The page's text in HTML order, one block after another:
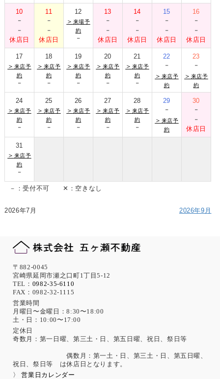
10
-
-
休店日
11
-
-
休店日
12
＞ 来場予
約
-
13
-
-
休店日
14
-
-
休店日
15
-
-
休店日
16
-
-
休店日
17
＞ 来店予
約
-
18
＞ 来店予
約
-
19
＞ 来店予
約
-
20
＞ 来店予
約
-
21
＞ 来店予
約
-
22
-
＞ 来店予
約
23
-
＞ 来店予
約
24
＞ 来店予
約
-
25
＞ 来店予
約
-
26
＞ 来店予
約
-
27
＞ 来店予
約
-
28
＞ 来店予
約
-
29
-
＞ 来店予
約
30
-
-
休店日
31
＞ 来店予
約
-
－：受付不可 ✕：空きなし
2026年7月 2026年9月
〒882-0045
宮崎県延岡市瀬之口町1丁目5-12
TEL： 0982-35-6110
FAX：0982-32-1115
営業時間
月曜日〜金曜日：8:30〜18:00
土・日：10:00〜17:00
定休日
奇数月：第一日曜、第三土・日、第五日曜、祝日、祭日等
偶数月：第一土・日、第三土・日、第五日曜、
祝日、祭日等 は休店日となります。
〉 営業日カレンダー